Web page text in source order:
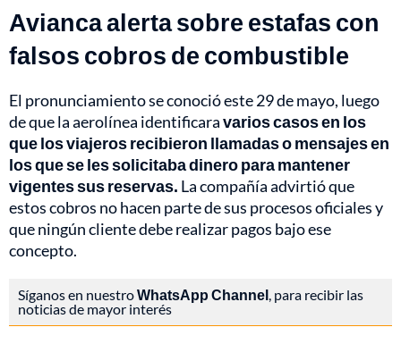
Avianca alerta sobre estafas con
falsos cobros de combustible
El pronunciamiento se conoció este 29 de mayo, luego
de que la aerolínea identificaravarios casos en los
que los viajeros recibieron llamadas o mensajes en
los que se les solicitaba dinero para mantener
vigentes sus reservas. La compañía advirtió que
estos cobros no hacen parte de sus procesos oficiales y
que ningún cliente debe realizar pagos bajo ese
concepto.
Síganos en nuestroWhatsApp Channel, para recibir las
noticias de mayor interés